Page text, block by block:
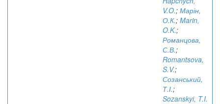
V.O.; Марін,
О.К.; Marin,
O.K.;
Романцова,
С.В.;
Romantsova,
S.V.;
Созанський,
Т.І.;
Sozanskyi, T.I.